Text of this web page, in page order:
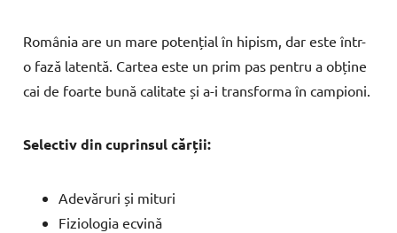
România are un mare potențial în hipism, dar este într-
o fază latentă. Cartea este un prim pas pentru a obține
cai de foarte bună calitate și a-i transforma în campioni.
Selectiv din cuprinsul cărții:
Adevăruri și mituri
Fiziologia ecvină